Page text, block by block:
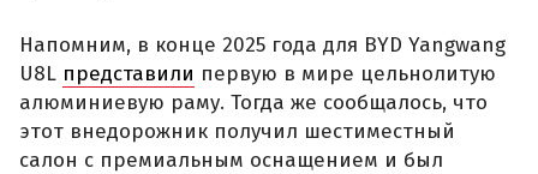
Напомним, в конце 2025 года для BYD Yangwang
U8L представили первую в мире цельнолитую
алюминиевую раму. Тогда же сообщалось, что
этот внедорожник получил шестиместный
салон с премиальным оснащением и был